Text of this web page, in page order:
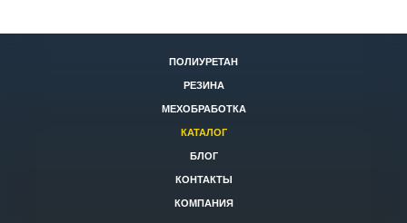
ПОЛИУРЕТАН
РЕЗИНА
МЕХОБРАБОТКА
КАТАЛОГ
БЛОГ
КОНТАКТЫ
КОМПАНИЯ